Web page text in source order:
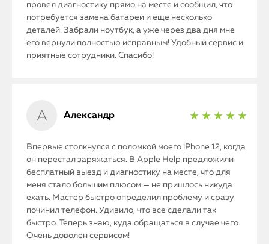
провел диагностику прямо на месте и сообщил, что
потребуется замена батареи и еще несколько
деталей. Забрали ноутбук, а уже через два дня мне
его вернули полностью исправным! Удобный сервис и
приятные сотрудники. Спасибо!
Александр ★ ★ ★ ★ ★
Впервые столкнулся с поломкой моего iPhone 12, когда
он перестал заряжаться. В Apple Help предложили
бесплатный выезд и диагностику на месте, что для
меня стало большим плюсом — не пришлось никуда
ехать. Мастер быстро определил проблему и сразу
починил телефон. Удивило, что все сделали так
быстро. Теперь знаю, куда обращаться в случае чего.
Очень доволен сервисом!